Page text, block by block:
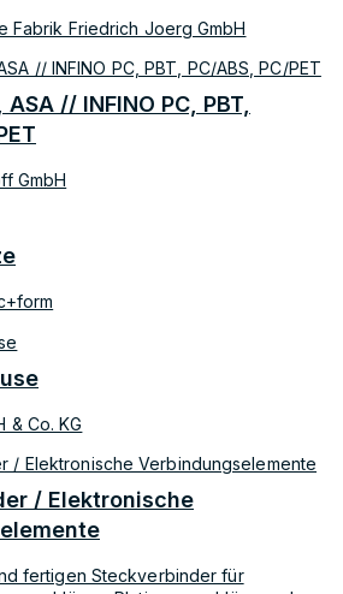
Fabrik Friedrich Joerg GmbH
ASA // INFINO PC, PBT,
GmbH
& Co. KG
/ Elektronische
fertigen Steckverbinder für